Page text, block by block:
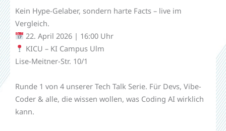
Kein Hype-Gelaber, sondern harte Facts – live im
Vergleich.
22. April 2026 | 16:00 Uhr
KICU – KI Campus Ulm
Lise-Meitner-Str. 10/1
Runde 1 von 4 unserer Tech Talk Serie. Für Devs, Vibe-
Coder & alle, die wissen wollen, was Coding AI wirklich
kann.